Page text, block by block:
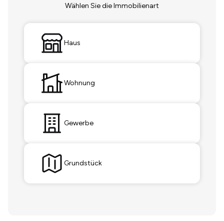
Wählen Sie die Immobilienart
Haus
Wohnung
Gewerbe
Grundstück